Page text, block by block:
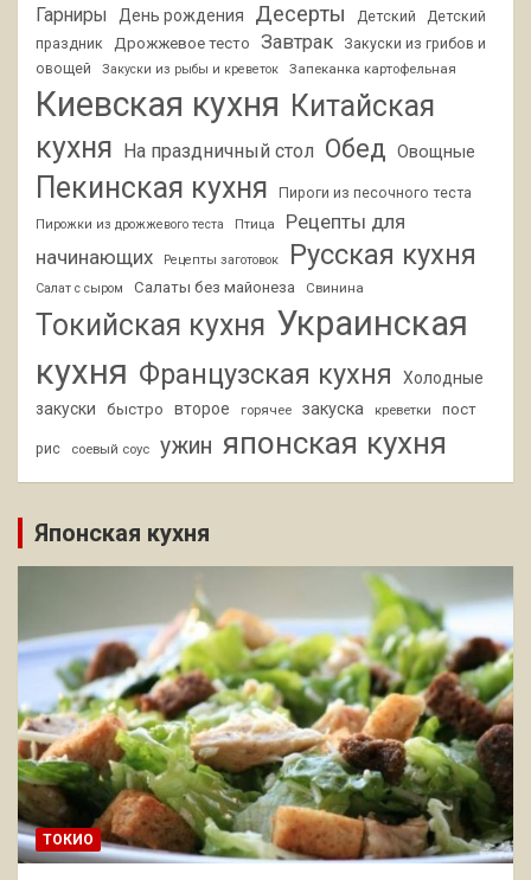
Гарниры День рождения Десерты Детский
Детский
праздник
Дрожжевое тесто Завтрак
Закуски из грибов и
овощей
Закуски из рыбы и креветок Запеканка картофельная
Киевская кухня Китайская
кухня
На праздничный стол Обед Овощные
Пекинская кухня Пироги из песочного теста
Пирожки из дрожжевого теста Птица
Рецепты для
начинающих
Рецепты заготовок Русская кухня
Салат с сыром Салаты без майонеза Свинина
Токийская кухня Украинская
кухня Французская кухня
Холодные
закуски
быстро второе горячее закуска креветки пост
рис соевый соус ужин японская кухня
Японская кухня
ТОКИО